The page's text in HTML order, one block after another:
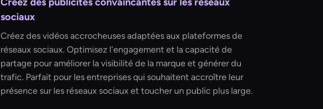
sociaux
Créez des vidéos accrocheuses adaptées aux plateformes de
réseaux sociaux. Optimisez l'engagement et la capacité de
partage pour améliorer la visibilité de la marque et générer du
trafic. Parfait pour les entreprises qui souhaitent accroître leur
présence sur les réseaux sociaux et toucher un public plus large.